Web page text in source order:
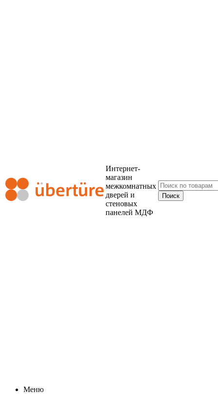
Интернет-
магазин
межкомнатных
дверей и
стеновых
панелей МДФ
Меню